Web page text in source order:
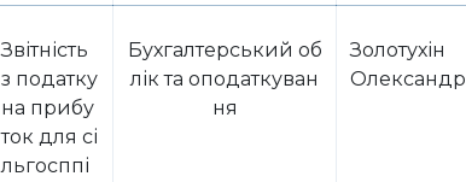
Звітність
з податку
на прибу
ток для сі
льгосппі
Бухгалтерський об
лік та оподаткуван
ня
Золотухін
Олександр